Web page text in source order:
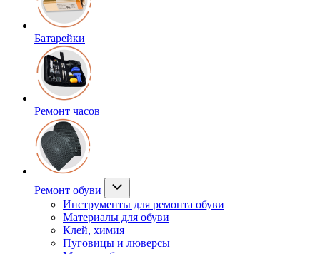
Батарейки
Ремонт часов
Ремонт обуви
Инструменты для ремонта обуви
Материалы для обуви
Клей, химия
Пуговицы и люверсы